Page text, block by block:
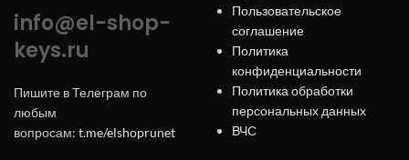
info@el-shop-
keys.ru
Пишите в Телеграм по
любым
вопросам: t.me/elshoprunet
Пользовательское
соглашение
Политика
конфиденциальности
Политика обработки
персональных данных
ВЧС